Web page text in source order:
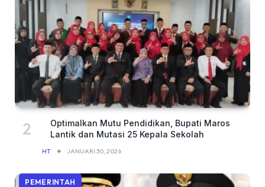
Optimalkan Mutu Pendidikan, Bupati Maros
Lantik dan Mutasi 25 Kepala Sekolah
HT JANUARI 30, 2026
PEMERINTAH